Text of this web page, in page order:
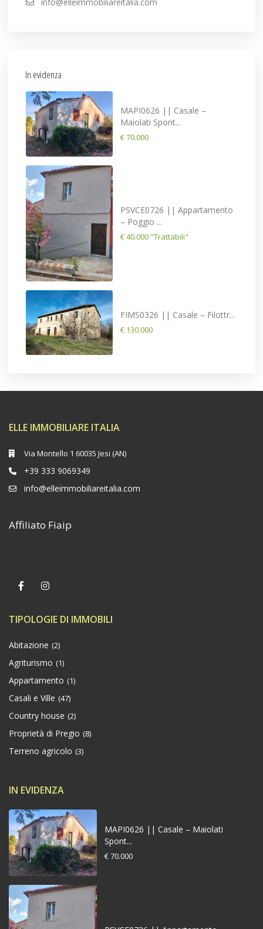
info@elleimmobiliareitalia.com
In evidenza
MAPI0626 || Casale –
Maiolati Spont...
€ 70.000
PSVCE0726 || Appartamento
– Poggio ...
€ 40.000 "Trattabili"
FIMS0326 || Casale – Filottr...
€ 130.000
ELLE IMMOBILIARE ITALIA
Via Montello 1 60035 Jesi (AN)
+39 333 9069349
info@elleimmobiliareitalia.com
Affiliato Fiaip
TIPOLOGIE DI IMMOBILI
Abitazione (2)
Agriturismo (1)
Appartamento (1)
Casali e Ville (47)
Country house (2)
Proprietà di Pregio (8)
Terreno agricolo (3)
IN EVIDENZA
MAPI0626 || Casale – Maiolati
Spont...
€ 70.000